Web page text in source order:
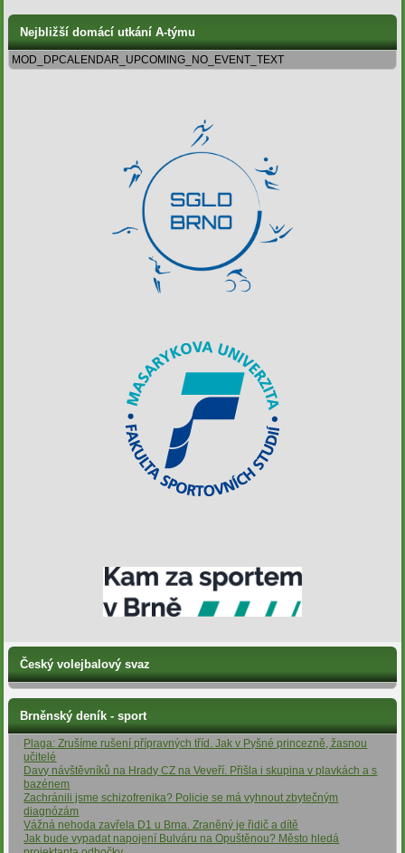
Nejbližší domácí utkání A-týmu
MOD_DPCALENDAR_UPCOMING_NO_EVENT_TEXT
Český volejbalový svaz
Brněnský deník - sport
Plaga: Zrušíme rušení přípravných tříd. Jak v Pyšné princezně, žasnou
učitelé
Davy návštěvníků na Hrady CZ na Veveří. Přišla i skupina v plavkách a s
bazénem
Zachránili jsme schizofrenika? Policie se má vyhnout zbytečným
diagnózám
Vážná nehoda zavřela D1 u Brna. Zraněný je řidič a dítě
Jak bude vypadat napojení Bulváru na Opuštěnou? Město hledá